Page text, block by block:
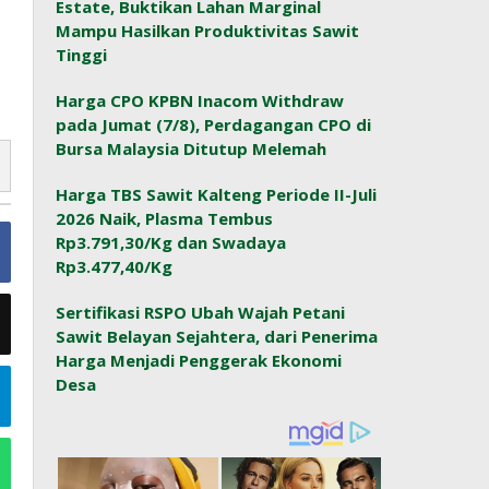
Estate, Buktikan Lahan Marginal
Mampu Hasilkan Produktivitas Sawit
Tinggi
Harga CPO KPBN Inacom Withdraw
pada Jumat (7/8), Perdagangan CPO di
Bursa Malaysia Ditutup Melemah
Harga TBS Sawit Kalteng Periode II-Juli
2026 Naik, Plasma Tembus
Rp3.791,30/Kg dan Swadaya
Rp3.477,40/Kg
Sertifikasi RSPO Ubah Wajah Petani
Sawit Belayan Sejahtera, dari Penerima
Harga Menjadi Penggerak Ekonomi
Desa